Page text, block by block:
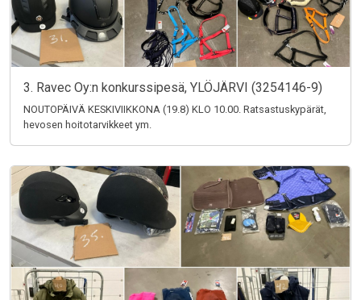
3. Ravec Oy:n konkurssipesä, YLÖJÄRVI (3254146-9)
NOUTOPÄIVÄ KESKIVIIKKONA (19.8) KLO 10.00. Ratsastuskypärät,
hevosen hoitotarvikkeet ym.